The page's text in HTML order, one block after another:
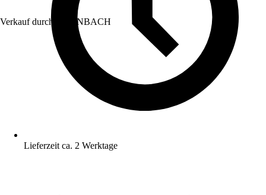
Verkauf durch: HORNBACH
Lieferzeit ca. 2 Werktage